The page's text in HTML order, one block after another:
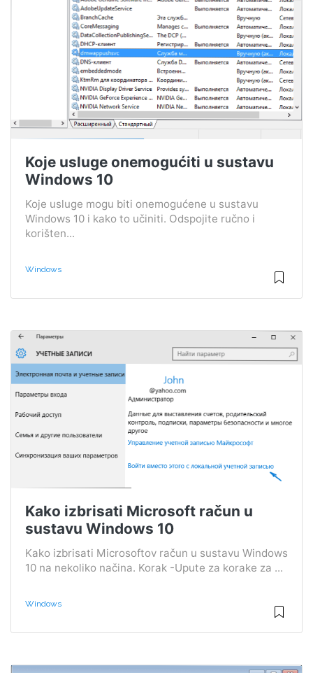
Koje usluge onemogućiti u sustavu
Windows 10
Koje usluge mogu biti onemogućene u sustavu
Windows 10 i kako to učiniti. Odspojite ručno i
korišten...
Windows
Kako izbrisati Microsoft račun u
sustavu Windows 10
Kako izbrisati Microsoftov račun u sustavu Windows
10 na nekoliko načina. Korak -Upute za korake za ...
Windows